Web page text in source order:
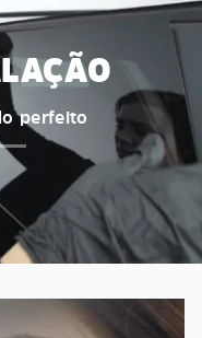
perfeito